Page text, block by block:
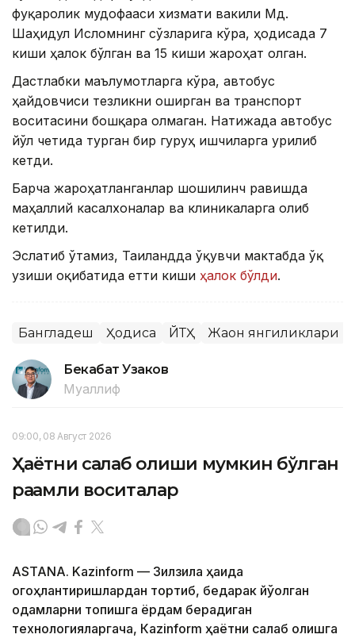
фуқаролик мудофааси хизмати вакили Мд.
Шаҳидул Исломнинг сўзларига кўра, ҳодисада 7
киши ҳалок бўлган ва 15 киши жароҳат олган.
Дастлабки маълумотларга кўра, автобус
ҳайдовчиси тезликни оширган ва транспорт
воситасини бошқара олмаган. Натижада автобус
йўл четида турган бир гуруҳ ишчиларга урилиб
кетди.
Барча жароҳатланганлар шошилинч равишда
маҳаллий касалхоналар ва клиникаларга олиб
кетилди.
Эслатиб ўтамиз, Таиландда ўқувчи мактабда ўқ
узиши оқибатида етти киши ҳалок бўлди.
Бангладеш Ҳодиса ЙТҲ Жаҳон янгиликлари
Бекабат Узаков
Муаллиф
09:00, 08 Август 2026
Ҳаётни сақлаб қолиши мумкин бўлган
рақамли воситалар
ASTANA. Kazinform — Зилзила ҳақида
огоҳлантиришлардан тортиб, бедарак йўқолган
одамларни топишга ёрдам берадиган
технологияларгача, Кazinform ҳаётни сақлаб қолишга